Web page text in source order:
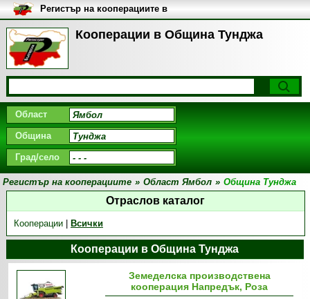
Кооперации в Община Тунджа
Регистър на кооперациите в
България
Област
Община
Град/село
Регистър на кооперациите » Област Ямбол » Община Тунджа
Отраслов каталог
Кооперации| Всички
Кооперации в Община Тунджа
Земеделска производствена
кооперация Напредък, Роза